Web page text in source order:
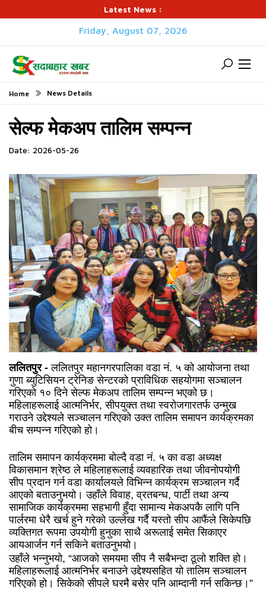
Latest News :
Friday, August 07, 2026
Home News Details
सेल्फ मेकअप तालिम सम्पन्न
Date: 2026-05-26
ललितपुर -ललितपुर महानगरपालिका वडा नं. ५ को आयोजना तथा
गुणा ब्युटिसियन ट्रेनिङ सेन्टरको प्राविधिक सहयोगमा सञ्चालन
गरिएको १० दिने सेल्फ मेकअप तालिम सम्पन्न भएको छ।
महिलाहरूलाई आत्मनिर्भर, सीपयुक्त तथा स्वरोजगारतर्फ उन्मुख
गराउने उद्देश्यले सञ्चालन गरिएको उक्त तालिम समापन कार्यक्रमका
बीच सम्पन्न गरिएको हो।
तालिम समापन कार्यक्रममा बोल्दै वडा नं. ५ का वडा अध्यक्ष
विकासमान श्रेष्ठ ले महिलाहरूलाई व्यवहारिक तथा जीवनोपयोगी
सीप प्रदान गर्न वडा कार्यालयले विभिन्न कार्यक्रम सञ्चालन गर्दै
आएको बताउनुभयो। उहाँले विवाह, व्रतबन्ध, पार्टी तथा अन्य
सामाजिक कार्यक्रममा सहभागी हुँदा सामान्य मेकअपकै लागि पनि
पार्लरमा धेरै खर्च हुने गरेको उल्लेख गर्दै यस्तो सीप आफैंले सिकेपछि
व्यक्तिगत रूपमा उपयोगी हुनुका साथै अरूलाई समेत सिकाएर
आयआर्जन गर्न सकिने बताउनुभयो।
उहाँले भन्नुभयो, “आजको समयमा सीप नै सबैभन्दा ठूलो शक्ति हो।
महिलाहरूलाई आत्मनिर्भर बनाउने उद्देश्यसहित यो तालिम सञ्चालन
गरिएको हो। सिकेको सीपले घरमै बसेर पनि आम्दानी गर्न सकिन्छ।”